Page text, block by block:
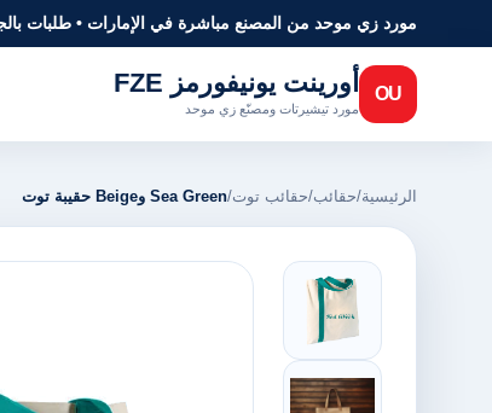
مورد زي موحد من المصنع مباشرة في الإمارات • طلبات
OU أورينت يونيفورمز FZE
مورد تيشيرتات ومصنّع زي موحد
الرئيسية/حقائب/حقائب توت/Sea Green وBeige حقيبة توت